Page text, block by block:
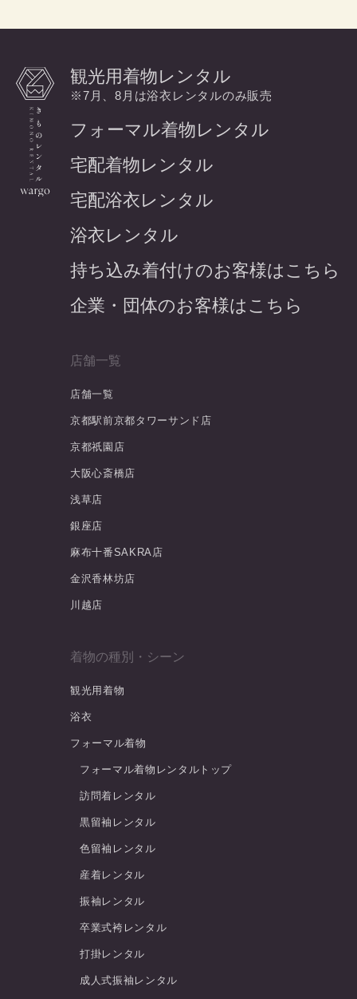
観光用着物レンタル
※7月、8月は浴衣レンタルのみ販売
フォーマル着物レンタル
宅配着物レンタル
宅配浴衣レンタル
浴衣レンタル
持ち込み着付けのお客様はこちら
企業・団体のお客様はこちら
店舗一覧
店舗一覧
京都駅前京都タワーサンド店
京都祇園店
大阪心斎橋店
浅草店
銀座店
麻布十番SAKRA店
金沢香林坊店
川越店
着物の種別・シーン
観光用着物
浴衣
フォーマル着物
フォーマル着物レンタルトップ
訪問着レンタル
黒留袖レンタル
色留袖レンタル
産着レンタル
振袖レンタル
卒業式袴レンタル
打掛レンタル
成人式振袖レンタル